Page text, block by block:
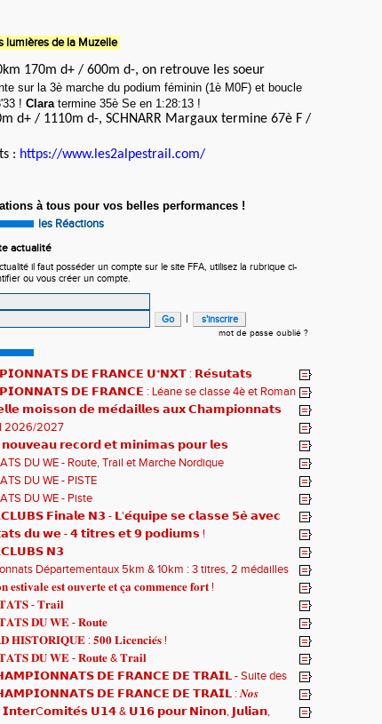
lumières de la Muzelle
170m d+ / 600m d-, on retrouve les soeur
sur la 3è marche du podium féminin (1è M0F) et boucle
! Clara termine 35è Se en 1:28:13 !
d+ / 1110m d-, SCHNARR Margaux termine 67è F /
: https://www.les2alpestrail.com/
à tous pour vos belles performances !
les Réactions
actualité
il faut posséder un compte sur le site FFA, utilisez la rubrique ci-
ou vous créer un compte.
|
mot de passe oublié ?
𝗗𝗘 𝗙𝗥𝗔𝗡𝗖𝗘 𝗨*𝗡𝗫𝗧 : 𝗥𝗲́𝘀𝘂𝘁𝗮𝘁𝘀
!
𝗗𝗘 𝗙𝗥𝗔𝗡𝗖𝗘 : Léane se classe 4è et Roman
𝗺𝗼𝗶𝘀𝘀𝗼𝗻 𝗱𝗲 𝗺𝗲́𝗱𝗮𝗶𝗹𝗹𝗲𝘀 𝗮𝘂𝘅 𝗖𝗵𝗮𝗺𝗽𝗶𝗼𝗻𝗻𝗮𝘁𝘀
2026/2027
𝗿𝗲𝗰𝗼𝗿𝗱 𝗲𝘁 𝗺𝗶𝗻𝗶𝗺𝗮𝘀 𝗽𝗼𝘂𝗿 𝗹𝗲𝘀
𝗱𝘂 𝗠𝗼𝗻𝗱𝗲 𝗨𝟮𝟬 𝗽𝗼𝘂𝗿 𝗔𝗹𝗼𝗶̈𝘀 !
DU WE - Route, Trail et Marche Nordique
DU WE - PISTE
DU WE - Piste
𝗙𝗶𝗻𝗮𝗹𝗲 𝗡𝟯 - 𝗟'𝗲́𝗾𝘂𝗶𝗽𝗲 𝘀𝗲 𝗰𝗹𝗮𝘀𝘀𝗲 𝟱𝗲̀ 𝗮𝘃𝗲𝗰
𝗱𝘂 𝘄𝗲 - 𝟰 𝘁𝗶𝘁𝗿𝗲𝘀 𝗲𝘁 𝟵 𝗽𝗼𝗱𝗶𝘂𝗺𝘀 !
𝗡𝟯
Départementaux 5km & 10km : 3 titres, 2 médailles
et un max de plaisir pour tous !
𝐞𝐬𝐭𝐢𝐯𝐚𝐥𝐞 𝐞𝐬𝐭 𝐨𝐮𝐯𝐞𝐫𝐭𝐞 𝐞𝐭 𝐜̧𝐚 𝐜𝐨𝐦𝐦𝐞𝐧𝐜𝐞 𝐟𝐨𝐫𝐭 !
- 𝐓𝐫𝐚𝐢𝐥
𝐃𝐔 𝐖𝐄 - 𝐑𝐨𝐮𝐭𝐞
: 𝟓𝟎𝟎 𝐋𝐢𝐜𝐞𝐧𝐜𝐢𝐞́𝐬 !
𝐃𝐔 𝐖𝐄 - 𝐑𝐨𝐮𝐭𝐞 & 𝐓𝐫𝐚𝐢𝐥
𝗗𝗘 𝗙𝗥𝗔𝗡𝗖𝗘 𝗗𝗘 𝗧𝗥𝗔𝗜𝗟 - Suite des
𝗗𝗘 𝗙𝗥𝗔𝗡𝗖𝗘 𝗗𝗘 𝗧𝗥𝗔𝗜𝗟 : 𝑵𝒐𝒔
𝒓𝒂𝒎𝒆̀𝒏𝒆𝒏𝒕 4 𝒎𝒆́𝒅𝒂𝒊𝒍𝒍𝒆𝒔 !𝗨𝟭𝟰 & 𝗨𝟭𝟲 𝗽𝗼𝘂𝗿 𝗡𝗶𝗻𝗼𝗻, 𝗝𝘂𝗹𝗶𝗮𝗻,